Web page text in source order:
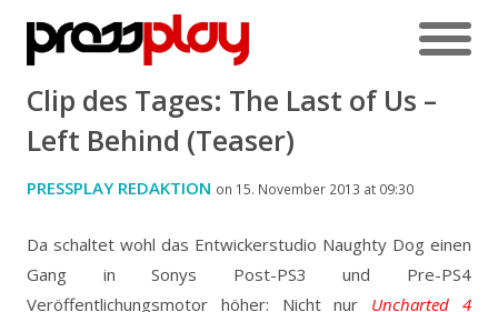
Clip des Tages: The Last of Us –
Left Behind (Teaser)
PRESSPLAY REDAKTION on 15. November 2013 at 09:30
Da schaltet wohl das Entwickerstudio Naughty Dog einen
Gang in Sonys Post-PS3 und Pre-PS4
Veröffentlichungsmotor höher: Nicht nur Uncharted 4